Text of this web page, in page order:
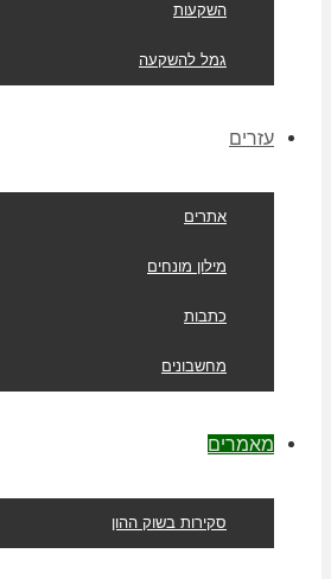
השקעות
גמל להשקעה
עזרים
אתרים
מילון מונחים
כתבות
מחשבונים
מאמרים
סקירות בשוק ההון